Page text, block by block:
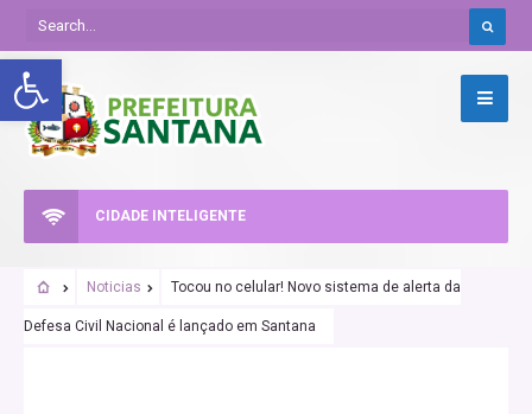
Abrir a barra de ferramentas
CIDADE INTELIGENTE
Noticias Tocou no celular! Novo sistema de alerta da
Defesa Civil Nacional é lançado em Santana